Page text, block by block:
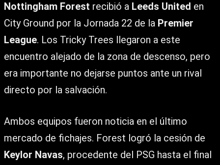
Nottingham Forest recibió a Leeds United en
City Ground por la Jornada 22 de la Premier
League. Los Tricky Trees llegaron a este
encuentro alejado de la zona de descenso, pero
era importante no dejarse puntos ante un rival
directo por la salvación.
Ambos equipos fueron noticia en el último
mercado de fichajes. Forest logró la cesión de
Keylor Navas, procedente del PSG hasta el final